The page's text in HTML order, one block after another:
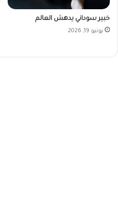
خبير سوداني يدهش العالم
يونيو 19, 2026